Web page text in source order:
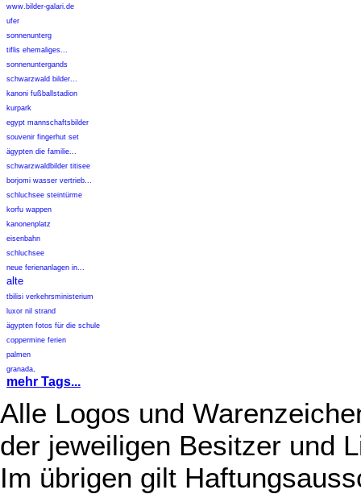
www.bilder-galari.de
ufer
sonnenunterg
tiflis ehemaliges...
sonnenuntergands
schwarzwald bilder...
kanoni fußballstadion
kurpark
egypt mannschaftsbilder
souvenir fingerhut set
ägypten die familie...
schwarzwaldbilder titisee
borjomi wasser vertrieb...
schluchsee steintürme
korfu wappen
kanonenplatz
eisenbahn
schluchsee
neue ferienanlagen in...
alte
tbilisi verkehrsministerium
luxor nil strand
ägypten fotos für die schule
coppermine ferien
palmen
granada,
mehr Tags...
Alle Logos und
der jeweiligen Besitzer und
Im übrigen gilt